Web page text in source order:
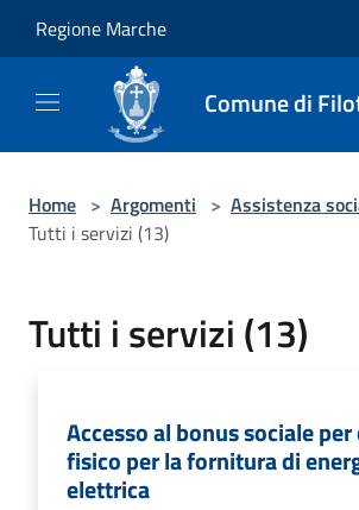
Regione Marche
Comune di
Home > Argomenti > Assistenza
Tutti i servizi (13)
Tutti i servizi (13)
Accesso al bonus sociale
fisico per la fornitura di
elettrica